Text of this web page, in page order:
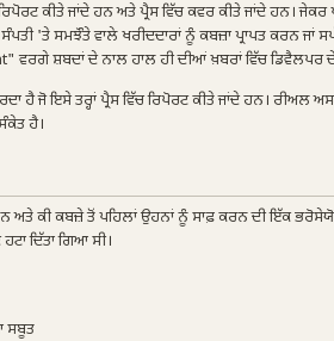
ਕੀਤੇ ਜਾਂਦੇ ਹਨ ਅਤੇ ਪ੍ਰੈਸ ਵਿੱਚ ਕਵਰ ਕੀਤੇ ਜਾਂਦੇ ਹਨ।
'ਤੇ ਸਮਝੌਤੇ ਵਾਲੇ ਖਰੀਦਦਾਰਾਂ ਨੂੰ ਕਬਜ਼ਾ ਪ੍ਰਾਪਤ ਕਰਨ ਜਾਂ
ਵਰਗੇ ਸ਼ਬਦਾਂ ਦੇ ਨਾਲ ਹਾਲ ਹੀ ਦੀਆਂ ਖ਼ਬਰਾਂ ਵਿੱਚ ਡਿਵੈਲਪਰ
ਜੋ ਇਸੇ ਤਰ੍ਹਾਂ ਪ੍ਰੈਸ ਵਿੱਚ ਰਿਪੋਰਟ ਕੀਤੇ ਜਾਂਦੇ ਹਨ। ਰੀਅਲ
ਹੈ।
ਕੀ ਕਬਜ਼ੇ ਤੋਂ ਪਹਿਲਾਂ ਉਹਨਾਂ ਨੂੰ ਸਾਫ਼ ਕਰਨ ਦੀ ਇੱਕ
ਦਿੱਤਾ ਗਿਆ ਸੀ।
ਸਬੂਤ